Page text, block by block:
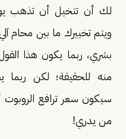
لك أن تتخيل أن تذهب
ويتم تخييرك ما بين محام
بشري، ربما يكون هذا
منه للحقيقة؛ لكن
سيكون سعر ترافع
من يدري!